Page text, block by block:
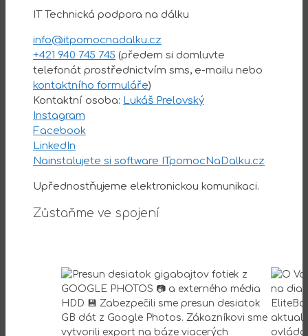
IT Technická podpora na dálku
info@itpomocnadalku.cz
+421 940 745 745 (předem si domluvte
telefonát prostřednictvím sms, e-mailu nebo
kontaktního formuláře)
Kontaktní osoba: Lukáš Prelovský
Instagram
Facebook
LinkedIn
Nainstalujete si software ITpomocNaDalku.cz
Upřednostňujeme elektronickou komunikaci.
Zůstaňme ve spojení